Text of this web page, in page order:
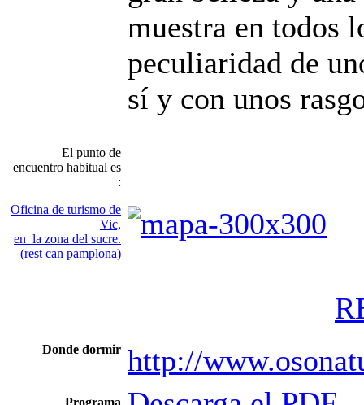
muestra en todos
peculiaridad de
sí y con unos
El punto de
encuentro habitual es
:
Oficina de turismo de
Vic,
en la zona del sucre.
(rest can pamplona)
Donde dormir http://
Programa